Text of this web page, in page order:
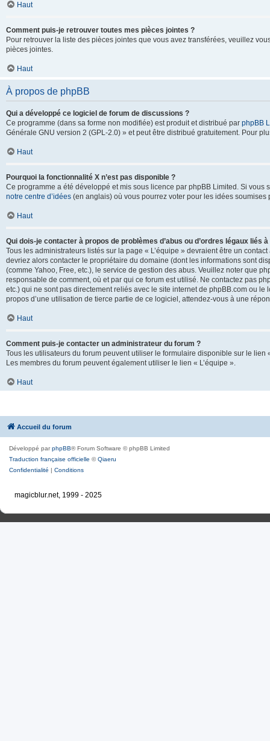
Haut
Comment puis-je retrouver toutes mes pièces jointes ?
Pour retrouver la liste des pièces jointes que vous avez transférées, veuillez
pièces jointes.
Haut
À propos de phpBB
Qui a développé ce logiciel de forum de discussions ?
Ce programme (dans sa forme non modifiée) est produit et distribué par phpBB
Générale GNU version 2 (GPL-2.0) » et peut être distribué gratuitement. Pour
Haut
Pourquoi la fonctionnalité X n’est pas disponible ?
Ce programme a été développé et mis sous licence par phpBB Limited. Si
notre centre d’idées (en anglais) où vous pourrez voter pour les idées soumises
Haut
Qui dois-je contacter à propos de problèmes d’abus ou d’ordres légaux liés
Tous les administrateurs listés sur la page « L’équipe » devraient être un
devriez alors contacter le propriétaire du domaine (dont les informations sont
(comme Yahoo, Free, etc.), le service de gestion des abus. Veuillez noter que
responsable de comment, où et par qui ce forum est utilisé. Ne contactez pas
etc.) qui ne sont pas directement reliés avec le site internet de phpBB.com ou
propos d’une utilisation de tierce partie de ce logiciel, attendez-vous à une
Haut
Comment puis-je contacter un administrateur du forum ?
Tous les utilisateurs du forum peuvent utiliser le formulaire disponible sur le
Les membres du forum peuvent également utiliser le lien « L’équipe ».
Haut
Accueil du forum
Développé parphpBB® Forum Software © phpBB Limited
Traduction française officielle ©Qiaeru
Confidentialité | Conditions
magicblur.net, 1999 - 2025